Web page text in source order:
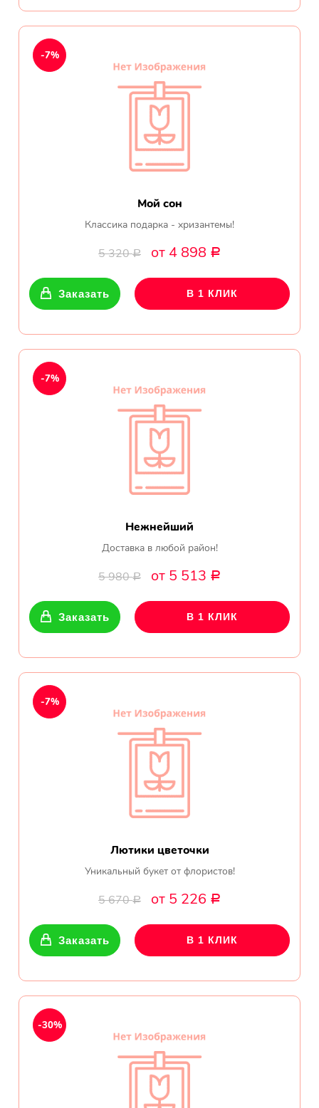
Мой сон
Классика подарка - хризантемы!
5 320Р от 4 898 Р
-7%
Заказать В 1 КЛИК
Нежнейший
Доставка в любой район!
5 980Р от 5 513 Р
-7%
Заказать В 1 КЛИК
Лютики цветочки
Уникальный букет от флористов!
5 670Р от 5 226 Р
-7%
Заказать В 1 КЛИК
-30%